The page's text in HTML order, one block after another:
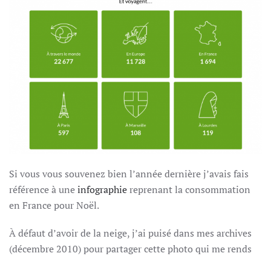
Si vous vous souvenez bien l’année dernière j’avais fais
référence à uneinfographiereprenant la consommation
en France pour Noël.
À défaut d’avoir de la neige, j’ai puisé dans mes archives
(décembre 2010) pour partager cette photo qui me rends